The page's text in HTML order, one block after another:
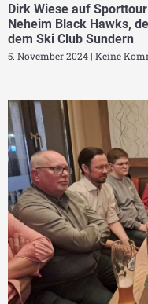
Dirk Wiese auf
Neheim Black Hawks,
dem Ski Club Sundern
5. November 2024 Keine